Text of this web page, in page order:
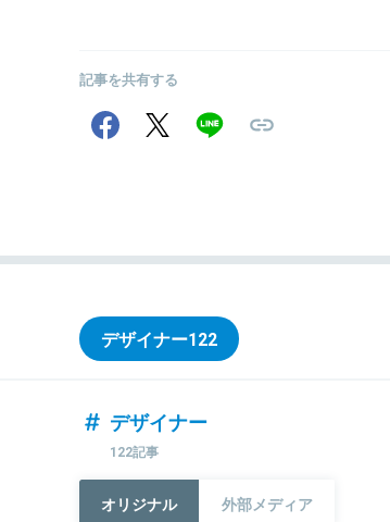
記事を共有する
デザイナー122
デザイナー
122記事
オリジナル 外部メディア